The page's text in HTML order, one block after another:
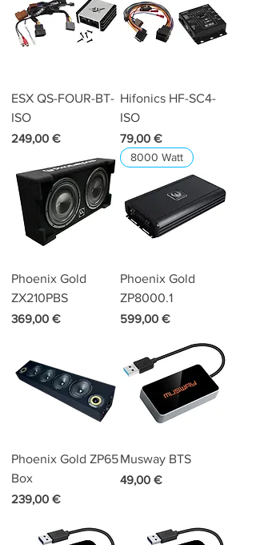
ESX QS-FOUR-BT-
ISO
Preis
249,00 €
Hifonics HF-SC4-
ISO
Preis
79,00 €
Phoenix Gold
ZX210PBS
Preis
369,00 €
8000 Watt
Phoenix Gold
ZP8000.1
Preis
599,00 €
Phoenix Gold ZP65
Box
Preis
239,00 €
Musway BTS
Preis
49,00 €